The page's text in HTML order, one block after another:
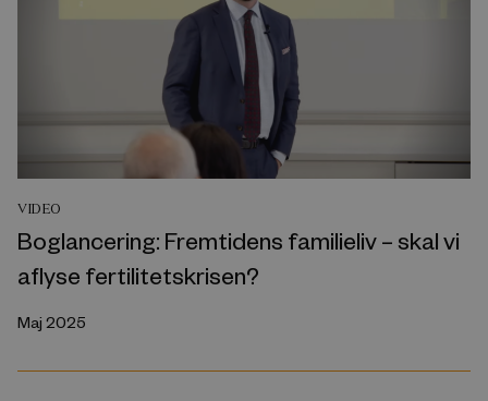
VIDEO
Boglancering: Fremtidens familieliv – skal vi
aflyse fertilitetskrisen?
Maj 2025